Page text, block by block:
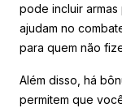
pode incluir
ajudam no
para quem não
Além disso, há
permitem que